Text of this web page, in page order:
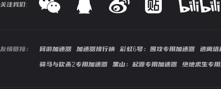
关注我们:
友情链接： 网游加速器 加速器排行榜 彩虹6号：围攻专用加速器
逃离塔
骑马与砍杀2专用加速器
黑山：起源专用加速器 绝地求生专